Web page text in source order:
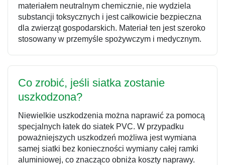
materiałem neutralnym chemicznie, nie wydziela
substancji toksycznych i jest całkowicie bezpieczna
dla zwierząt gospodarskich. Materiał ten jest szeroko
stosowany w przemyśle spożywczym i medycznym.
Co zrobić, jeśli siatka zostanie
uszkodzona?
Niewielkie uszkodzenia można naprawić za pomocą
specjalnych łatek do siatek PVC. W przypadku
poważniejszych uszkodzeń możliwa jest wymiana
samej siatki bez konieczności wymiany całej ramki
aluminiowej, co znacząco obniża koszty naprawy.